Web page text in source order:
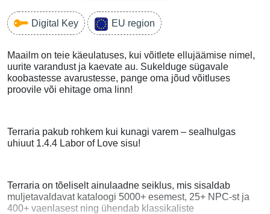
Digital Key EU region
Maailm on teie käeulatuses, kui võitlete ellujäämise nimel,
uurite varandust ja kaevate au. Sukelduge sügavale
koobastesse avarustesse, pange oma jõud võitluses
proovile või ehitage oma linn!
Terraria pakub rohkem kui kunagi varem – sealhulgas
uhiuut 1.4.4 Labor of Love sisu!
Terraria on tõeliselt ainulaadne seiklus, mis sisaldab
muljetavaldavat kataloogi 5000+ esemest, 25+ NPC-st ja
400+ vaenlasest ning ühendab klassikaliste